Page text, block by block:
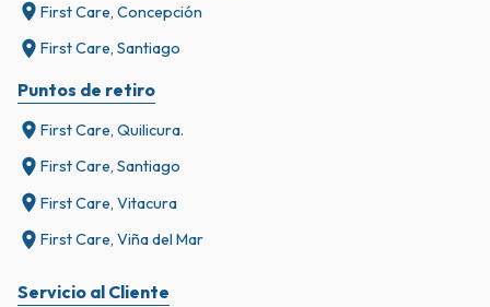
First Care, Concepción
First Care, Santiago
Puntos de retiro
First Care, Quilicura.
First Care, Santiago
First Care, Vitacura
First Care, Viña del Mar
Servicio al Cliente